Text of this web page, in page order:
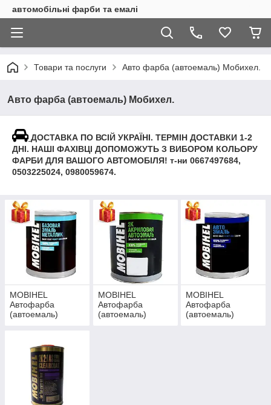
автомобільні фарби та емалі
Товари та послуги Авто фарба (автоемаль) Мобихел.
Авто фарба (автоемаль) Мобихел.
ДОСТАВКА ПО ВСІЙ УКРАЇНІ. ТЕРМІН ДОСТАВКИ 1-2
ДНІ. НАШІ ФАХІВЦІ ДОПОМОЖУТЬ З ВИБОРОМ КОЛЬОРУ
ФАРБИ ДЛЯ ВАШОГО АВТОМОБІЛЯ! т-ни 0667497684,
0503225024, 0980059674.
MOBIHEL
Автофарба
(автоемаль)
MOBIHEL
Автофарба
(автоемаль)
MOBIHEL
Автофарба
(автоемаль)